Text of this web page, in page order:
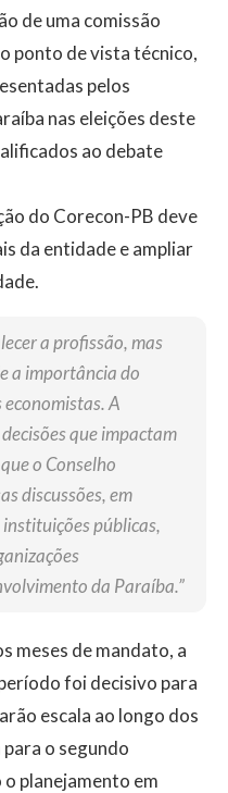
de uma comissão
ponto de vista técnico,
pelos
nas eleições deste
ao debate
do Corecon-PB deve
da entidade e ampliar
a profissão, mas
a importância do
A
que impactam
o Conselho
discussões, em
públicas,
da Paraíba.”
meses de mandato, a
foi decisivo para
escala ao longo dos
o segundo
planejamento em